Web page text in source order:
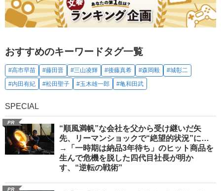
おすすめのキーワードタグ一覧
#高市早苗 #藤田晋 #三山凌輝 #後藤真希 #森岡毅
#城彰二
#内田有紀
#松田聖子 #玉木雄一郎 #亀和田武
SPECIAL
PR
“順風満帆”な会社を父から受け継いだ矢
先、リーマンショックで“絶望的状況”に…
→「一時期は納品3年待ち」のヒット商品を
生んで危機を脱した四代目社長が明か
す、“逆転の戦術”
PR